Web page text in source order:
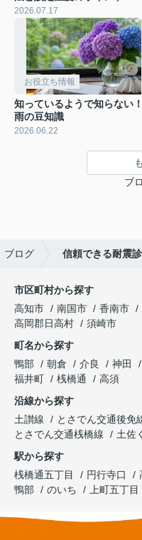
2026.07.17
お役立ち情報
知っているようで知らない
雨の豆知識
2026.06.22
ブ
ブログ 信頼できる耐震
市区町村から探す
高知市
南国市 香南市
高岡郡日高村
須崎市
町名から探す
鴨部
朝倉 介良 神田
福井町
桟橋通
高須
沿線から探す
土讃線
とさでん交通後免
とさでん交通桟橋線
土佐
駅から探す
桟橋通五丁目
円行寺口
鴨部
のいち 上町五丁目